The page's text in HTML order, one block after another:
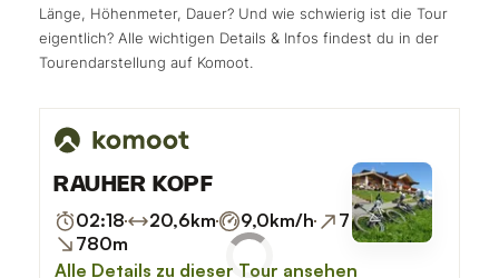
Länge, Höhenmeter, Dauer? Und wie schwierig ist die Tour
eigentlich? Alle wichtigen Details & Infos findest du in der
Tourendarstellung auf Komoot.